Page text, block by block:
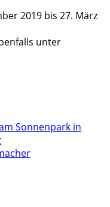
2019 bis 27. März
unter
Sonnenpark in